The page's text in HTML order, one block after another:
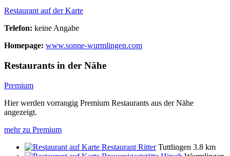
Restaurant auf der Karte
Telefon: keine Angabe
Homepage: www.sonne-wurmlingen.com
Restaurants in der Nähe
Premium
Hier werden vorrangig Premium Restaurants aus der Nähe
angezeigt.
mehr zu Premium
Restaurant Ritter Tuttlingen 3.8 km